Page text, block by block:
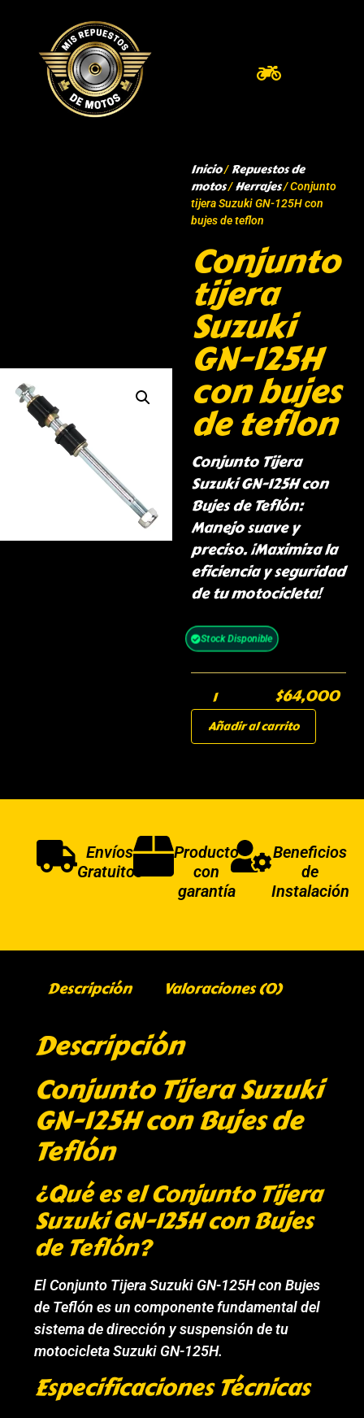
Inicio/Repuestos de
motos/Herrajes/ Conjunto
tijera Suzuki GN-125H con
bujes de teflon
Conjunto
tijera
Suzuki
GN-125H
con bujes
de teflon
Conjunto Tijera
Suzuki GN-125H con
Bujes de Teflón:
Manejo suave y
preciso. ¡Maximiza la
eficiencia y seguridad
de tu motocicleta!
Stock Disponible
$64,000
Añadir al carrito
Envíos
Gratuitos
Producto
con
garantía
Beneficios
de
Instalación
Descripción Valoraciones (0)
Descripción
Conjunto Tijera Suzuki
GN-125H con Bujes de
Teflón
¿Qué es el Conjunto Tijera
Suzuki GN-125H con Bujes
de Teflón?
El Conjunto Tijera Suzuki GN-125H con Bujes
de Teflón es un componente fundamental del
sistema de dirección y suspensión de tu
motocicleta Suzuki GN-125H.
Especificaciones Técnicas